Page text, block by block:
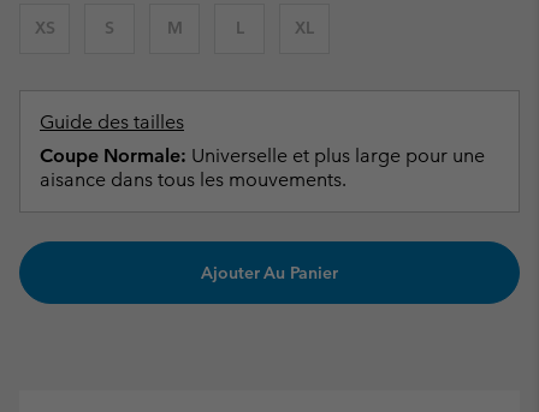
XS S M L XL
Guide des tailles
Coupe Normale: Universelle et plus large pour une
aisance dans tous les mouvements.
Ajouter Au Panier